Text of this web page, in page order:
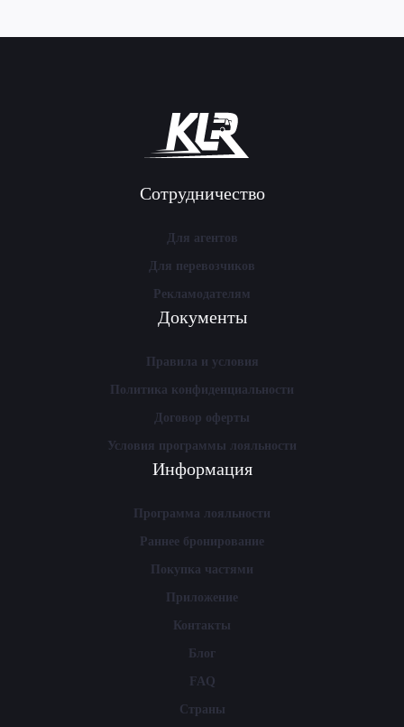
Сотрудничество
Для агентов
Для перевозчиков
Рекламодателям
Документы
Правила и условия
Политика конфиденциальности
Договор оферты
Условия программы лояльности
Информация
Программа лояльности
Раннее бронирование
Покупка частями
Приложение
Контакты
Блог
FAQ
Страны